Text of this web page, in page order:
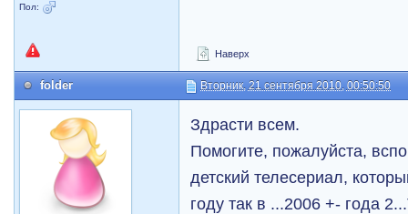
Пол:
Наверх
folder Вторник, 21 сентября 2010, 00:50:50
Здрасти всем.
Помогите, пожалуйста,
детский телесериал,
году так в ...2006 +- года